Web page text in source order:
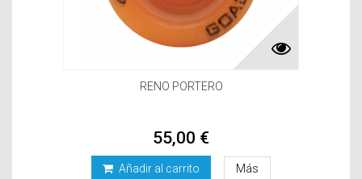
RENO PORTERO
55,00 €
Añadir al carrito Más